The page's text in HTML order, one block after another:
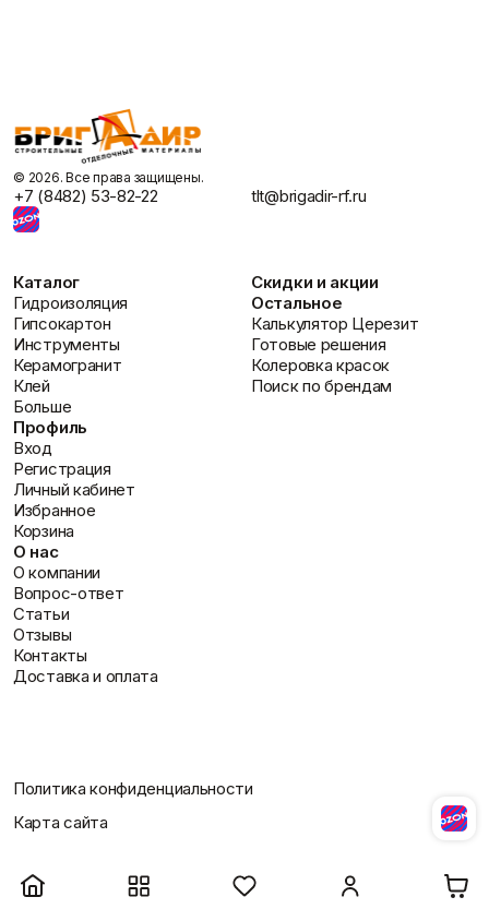
©️ 2026. Все права защищены.
+7 (8482) 53-82-22 tlt@brigadir-rf.ru
Каталог
Гидроизоляция
Гипсокартон
Инструменты
Керамогранит
Клей
Больше
Профиль
Вход
Регистрация
Личный кабинет
Избранное
Корзина
О нас
О компании
Вопрос-ответ
Статьи
Отзывы
Контакты
Доставка и оплата
Скидки и акции
Остальное
Калькулятор Церезит
Готовые решения
Колеровка красок
Поиск по брендам
Политика конфиденциальности
Карта сайта